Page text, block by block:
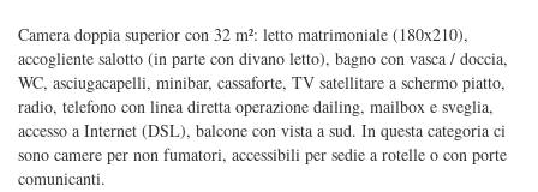
Camera doppia superior con 32 m²: letto matrimoniale (180x210),
accogliente salotto (in parte con divano letto), bagno con vasca / doccia,
WC, asciugacapelli, minibar, cassaforte, TV satellitare a schermo piatto,
radio, telefono con linea diretta operazione dailing, mailbox e sveglia,
accesso a Internet (DSL), balcone con vista a sud. In questa categoria ci
sono camere per non fumatori, accessibili per sedie a rotelle o con porte
comunicanti.